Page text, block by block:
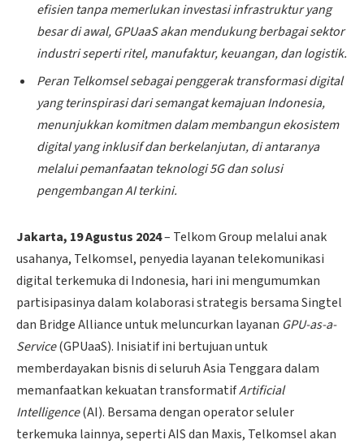
efisien tanpa memerlukan investasi infrastruktur yang
besar di awal, GPUaaS akan mendukung berbagai sektor
industri seperti ritel, manufaktur, keuangan, dan logistik.
Peran Telkomsel sebagai penggerak transformasi digital
yang terinspirasi dari semangat kemajuan Indonesia,
menunjukkan komitmen dalam membangun ekosistem
digital yang inklusif dan berkelanjutan, di antaranya
melalui pemanfaatan teknologi 5G dan solusi
pengembangan AI terkini.
Jakarta, 19 Agustus 2024– Telkom Group melalui anak
usahanya, Telkomsel, penyedia layanan telekomunikasi
digital terkemuka di Indonesia, hari ini mengumumkan
partisipasinya dalam kolaborasi strategis bersama Singtel
dan Bridge Alliance untuk meluncurkan layanan GPU-as-a-
Service(GPUaaS). Inisiatif ini bertujuan untuk
memberdayakan bisnis di seluruh Asia Tenggara dalam
memanfaatkan kekuatan transformatifArtificial
Intelligence(AI). Bersama dengan operator seluler
terkemuka lainnya, seperti AIS dan Maxis, Telkomsel akan